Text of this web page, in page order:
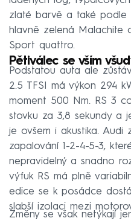
zlaté barvě a také podle
hlavně zelená Malachite
Sport quattro.
Pětiválec se vším
Podstatou auta ale
2.5 TFSI má výkon 294
moment 500 Nm. RS 3
stovku za 3,8 sekundy a
je ovšem i akustika. Audi
zapalování 1-2-4-5-3,
nepravidelný a snadno
výfuk RS má plně
edice se k posádce
slabší izolaci mezi
Změny se však netýkají